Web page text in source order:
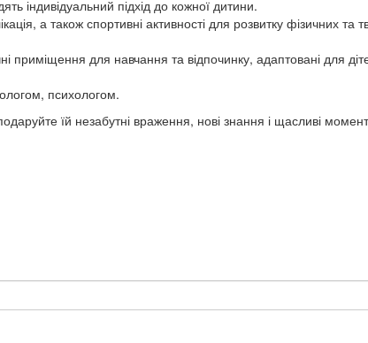
індивідуальний підхід до кожної дитини.
а також спортивні активності для розвитку фізичних та
приміщення для навчання та відпочинку, адаптовані для
психологом.
їй незабутні враження, нові знання і щасливі